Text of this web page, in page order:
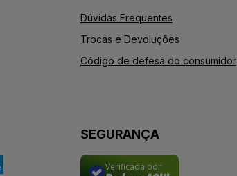
Dúvidas Frequentes
Trocas e Devoluções
Código de defesa do consumidor
SEGURANÇA
Verificada por